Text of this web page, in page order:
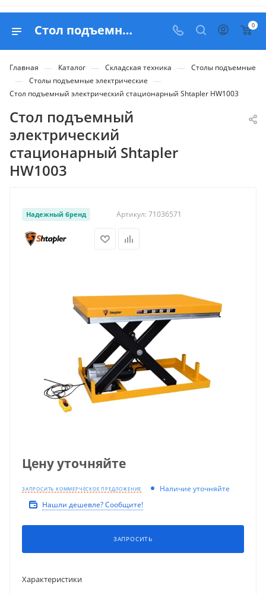
Стол подъемный электрический стационарный Shtapler HW1003 - купить в Belapex 0
Главная — Каталог — Складская техника — Столы подъемные
— Столы подъемные электрические —
Стол подъемный электрический стационарный Shtapler HW1003
Стол подъемный
электрический
стационарный Shtapler
HW1003
Надежный бренд Артикул: 71036571
Цену уточняйте
ЗАПРОСИТЬ КОММЕРЧЕСКОЕ ПРЕДЛОЖЕНИЕ
Наличие уточняйте
Нашли дешевле? Сообщите!
ЗАПРОСИТЬ
Характеристики